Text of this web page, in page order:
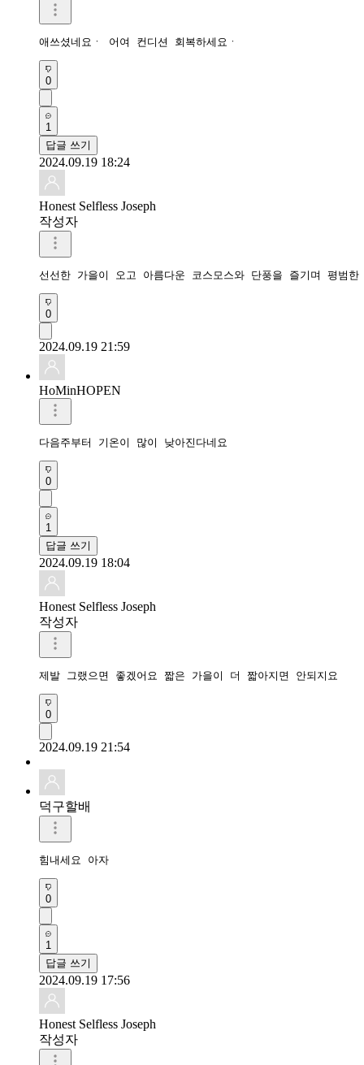
애쓰셨네요ㆍ 어여 컨디션 회복하세요ㆍ
0
1
답글 쓰기
2024.09.19 18:24
Honest Selfless Joseph
작성자
선선한 가을이 오고 아름다운 코스모스와 단풍을 즐기며 평범
0
2024.09.19 21:59
HoMinHOPEN
다음주부터 기온이 많이 낮아진다네요
0
1
답글 쓰기
2024.09.19 18:04
Honest Selfless Joseph
작성자
제발 그랬으면 좋겠어요 짧은 가을이 더 짧아지면 안되지요
0
2024.09.19 21:54
덕구할배
힘내세요 아자
0
1
답글 쓰기
2024.09.19 17:56
Honest Selfless Joseph
작성자